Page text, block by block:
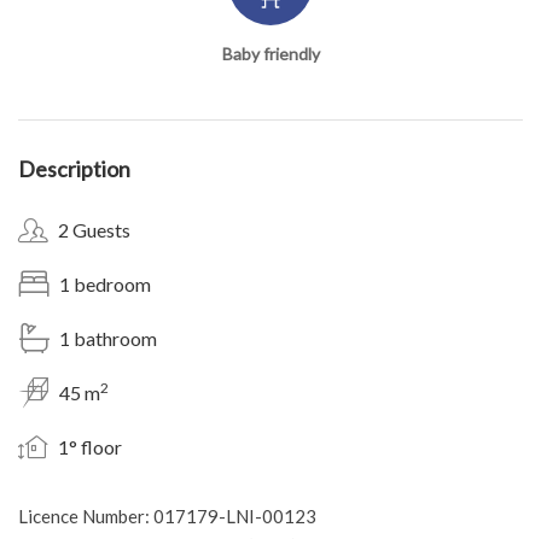
Baby friendly
Description
2 Guests
1 bedroom
1 bathroom
45 m2
1° floor
Licence Number: 017179-LNI-00123